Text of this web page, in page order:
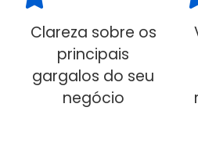
Clareza sobre os
principais
gargalos do seu
negócio